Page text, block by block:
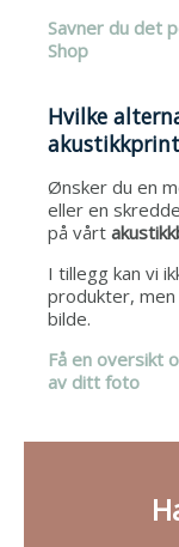
Savner du det
Shop
Hvilke
Ønsker du en
eller en
på vårt
I tillegg kan vi
produkter,
bilde.
Få en oversikt
av ditt foto